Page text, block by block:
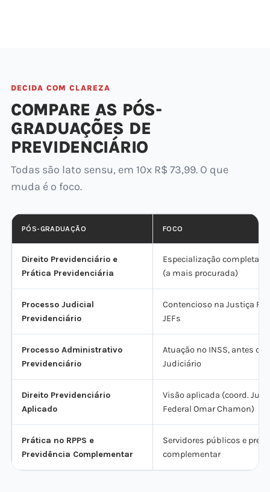
DECIDA COM CLAREZA
COMPARE AS PÓS-
GRADUAÇÕES DE
PREVIDENCIÁRIO
Todas são lato sensu, em 10x R$ 73,99. O que
muda é o foco.
PÓS-GRADUAÇÃO FOCO
Direito Previdenciário e
Prática Previdenciária
Especialização completa +
(a mais procurada)
Processo Judicial
Previdenciário
Contencioso na Justiça
JEFs
Processo Administrativo
Previdenciário
Atuação no INSS, antes do
Judiciário
Direito Previdenciário
Aplicado
Visão aplicada (coord. Juiz
Federal Omar Chamon)
Prática no RPPS e
Previdência Complementar
Servidores públicos e
complementar